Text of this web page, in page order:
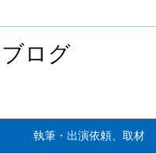
ログ
執筆・出演依頼、取材